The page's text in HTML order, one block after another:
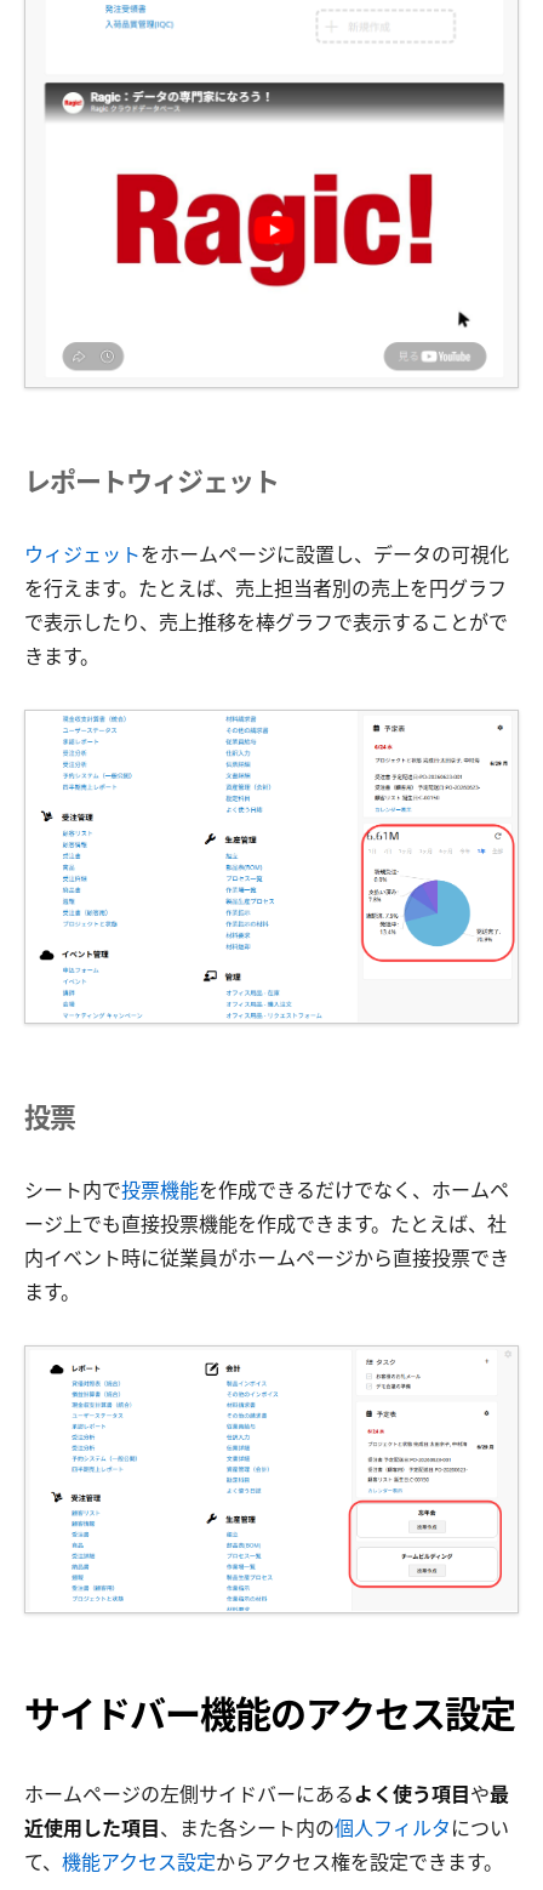
レポートウィジェット
ウィジェットをホームページに設置し、データの可視化
を行えます。たとえば、売上担当者別の売上を円グラフ
で表示したり、売上推移を棒グラフで表示することがで
きます。
投票
シート内で投票機能を作成できるだけでなく、ホームペ
ージ上でも直接投票機能を作成できます。たとえば、社
内イベント時に従業員がホームページから直接投票でき
ます。
サイドバー機能のアクセス設定
ホームページの左側サイドバーにあるよく使う項目や最
近使用した項目、また各シート内の個人フィルタについ
て、 機能アクセス設定からアクセス権を設定できます。